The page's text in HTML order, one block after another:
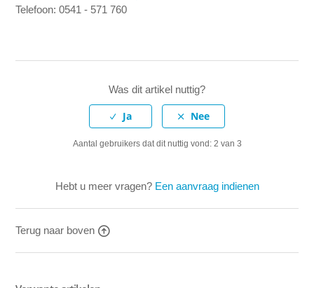
Telefoon: 0541 - 571 760
Was dit artikel nuttig?
Aantal gebruikers dat dit nuttig vond: 2 van 3
Hebt u meer vragen? Een aanvraag indienen
Terug naar boven